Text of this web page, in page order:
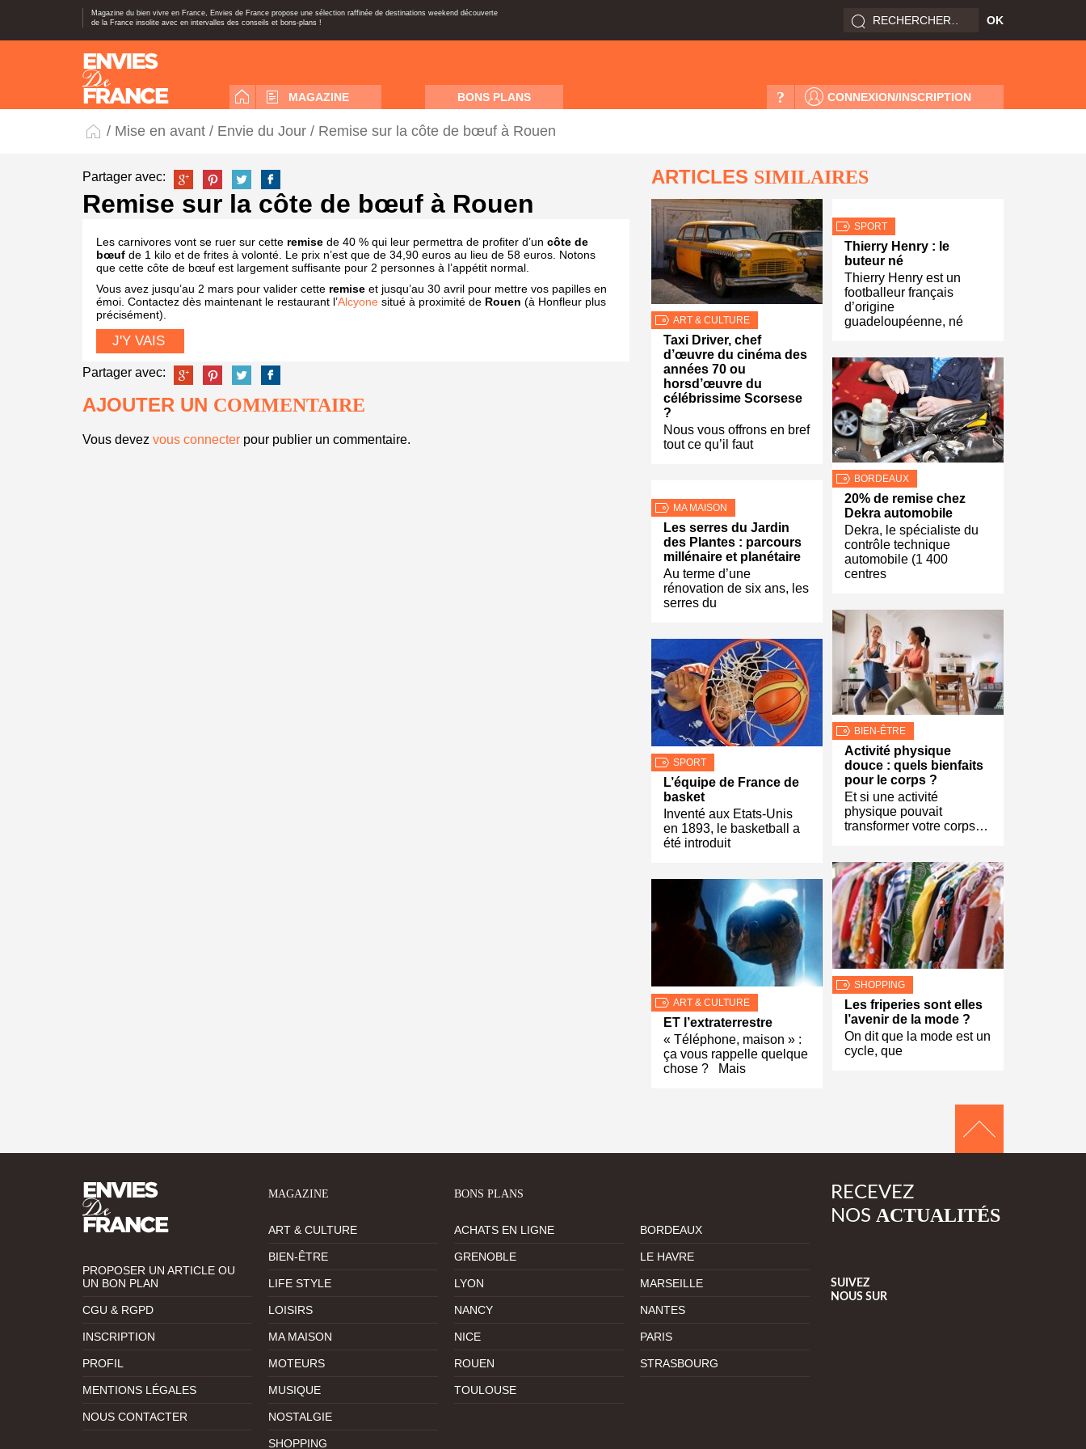
Magazine du bien vivre en France, Envies de France propose une sélection raffinée de destinations weekend découverte
de la France insolite avec en intervalles des conseils et bons-plans !
MAGAZINE BONS PLANS CONNEXION/INSCRIPTION
?
/ Mise en avant / Envie du Jour / Remise sur la côte de bœuf à Rouen
Partager avec:
Remise sur la côte de bœuf à Rouen
Les carnivores vont se ruer sur cette remise de 40 % qui leur permettra de profiter d’un côte de
bœuf de 1 kilo et de frites à volonté. Le prix n’est que de 34,90 euros au lieu de 58 euros. Notons
que cette côte de bœuf est largement suffisante pour 2 personnes à l’appétit normal.
Vous avez jusqu’au 2 mars pour valider cette remise et jusqu’au 30 avril pour mettre vos papilles en
émoi. Contactez dès maintenant le restaurant l’Alcyone situé à proximité de Rouen (à Honfleur plus
précisément).
J'Y VAIS
Partager avec:
AJOUTER UN COMMENTAIRE
Vous devez vous connecter pour publier un commentaire.
ARTICLES SIMILAIRES
ART & CULTURE
Taxi Driver, chef
d’œuvre du cinéma des
années 70 ou
horsd’œuvre du
célébrissime Scorsese
?
Nous vous offrons en bref
tout ce qu’il faut
MA MAISON
Les serres du Jardin
des Plantes : parcours
millénaire et planétaire
Au terme d’une
rénovation de six ans, les
serres du
SPORT
L’équipe de France de
basket
Inventé aux Etats-Unis
en 1893, le basketball a
été introduit
ART & CULTURE
ET l’extraterrestre
« Téléphone, maison » :
ça vous rappelle quelque
chose ? Mais
SPORT
Thierry Henry : le
buteur né
Thierry Henry est un
footballeur français
d’origine
guadeloupéenne, né
BORDEAUX
20% de remise chez
Dekra automobile
Dekra, le spécialiste du
contrôle technique
automobile (1 400
centres
BIEN-ÊTRE
Activité physique
douce : quels bienfaits
pour le corps ?
Et si une activité
physique pouvait
transformer votre corps…
SHOPPING
Les friperies sont elles
l’avenir de la mode ?
On dit que la mode est un
cycle, que
PROPOSER UN ARTICLE OU
UN BON PLAN
CGU & RGPD
INSCRIPTION
PROFIL
MENTIONS LÉGALES
NOUS CONTACTER
MAGAZINE
ART & CULTURE
BIEN-ÊTRE
LIFE STYLE
LOISIRS
MA MAISON
MOTEURS
MUSIQUE
NOSTALGIE
SHOPPING
BONS PLANS
ACHATS EN LIGNE BORDEAUX
GRENOBLE LE HAVRE
LYON MARSEILLE
NANCY NANTES
NICE PARIS
ROUEN STRASBOURG
TOULOUSE
RECEVEZ
NOS ACTUALITÉS
SUIVEZ
NOUS SUR